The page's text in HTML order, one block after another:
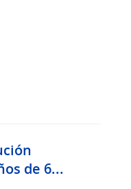
de 6...